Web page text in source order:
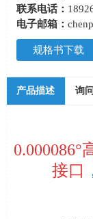
联系电话：
电子邮箱：
规格书下载
产品描述 询
0.000086°
接口